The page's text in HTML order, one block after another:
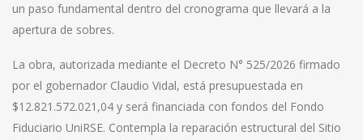
un paso fundamental dentro del cronograma que llevará a la
apertura de sobres.
La obra, autorizada mediante el Decreto N° 525/2026 firmado
por el gobernador Claudio Vidal, está presupuestada en
$12.821.572.021,04 y será financiada con fondos del Fondo
Fiduciario UniRSE. Contempla la reparación estructural del Sitio